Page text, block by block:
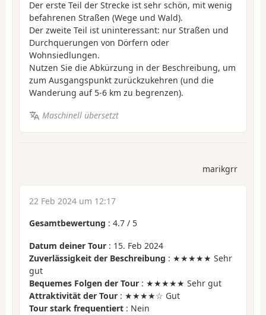
Der erste Teil der Strecke ist sehr schön, mit wenig
befahrenen Straßen (Wege und Wald).
Der zweite Teil ist uninteressant: nur Straßen und
Durchquerungen von Dörfern oder
Wohnsiedlungen.
Nutzen Sie die Abkürzung in der Beschreibung, um
zum Ausgangspunkt zurückzukehren (und die
Wanderung auf 5-6 km zu begrenzen).
Maschinell übersetzt
marikgrr
22 Feb 2024 um 12:17
Gesamtbewertung : 4.7 / 5
Datum deiner Tour : 15. Feb 2024
Zuverlässigkeit der Beschreibung : ★★★★★ Sehr
gut
Bequemes Folgen der Tour : ★★★★★ Sehr gut
Attraktivität der Tour : ★★★★☆ Gut
Tour stark frequentiert : Nein